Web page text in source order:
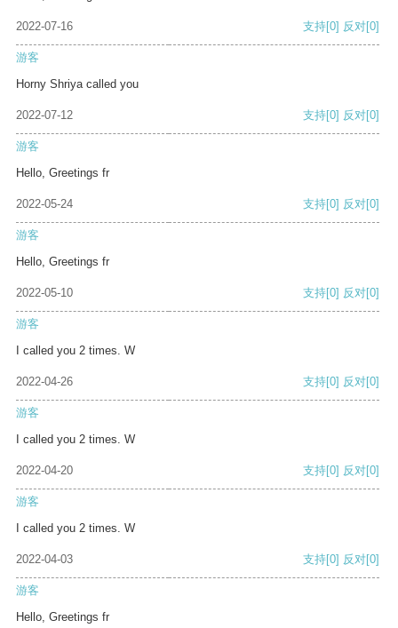
2022-07-16 支持[0] 反对[0]
游客
Horny Shriya called you
2022-07-12 支持[0] 反对[0]
游客
Hello, Greetings fr
2022-05-24 支持[0] 反对[0]
游客
Hello, Greetings fr
2022-05-10 支持[0] 反对[0]
游客
I called you 2 times. W
2022-04-26 支持[0] 反对[0]
游客
I called you 2 times. W
2022-04-20 支持[0] 反对[0]
游客
I called you 2 times. W
2022-04-03 支持[0] 反对[0]
游客
Hello, Greetings fr